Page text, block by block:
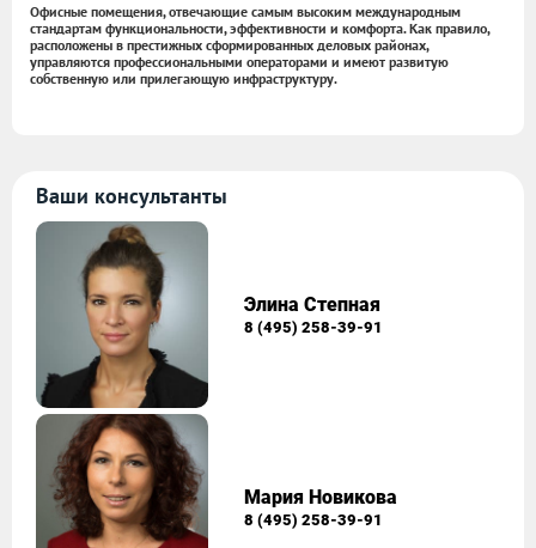
Офисные помещения, отвечающие самым высоким международным
стандартам функциональности, эффективности и комфорта. Как правило,
расположены в престижных сформированных деловых районах,
управляются профессиональными операторами и имеют развитую
собственную или прилегающую инфраструктуру.
Ваши консультанты
Элина Степная
8 (495) 258-39-91
Мария Новикова
8 (495) 258-39-91